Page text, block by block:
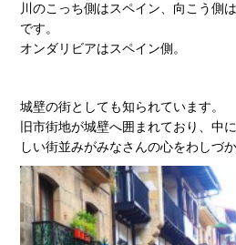
川のこっち側はスペイン、向こう側
です。
オンダリビアはスペイン側。
城壁の街としても知られています。
旧市街地が城壁へ囲まれており、中
しい街並みがみなさんの心をわしづ